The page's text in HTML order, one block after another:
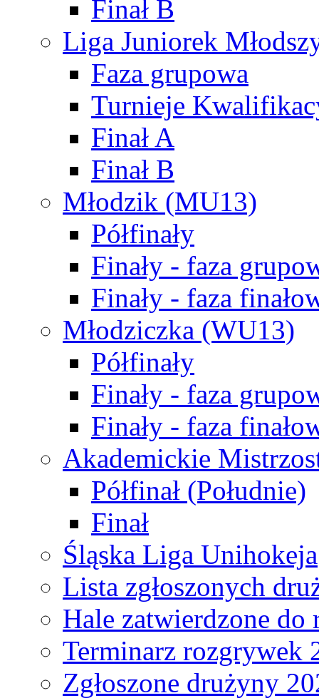
Finał B
Liga Juniorek
Faza grupowa
Turnieje
Finał A
Finał B
Młodzik (MU13)
Półfinały
Finały - faza
Finały - faza
Młodziczka (WU13)
Półfinały
Finały - faza
Finały - faza
Akademickie
Półfinał (Południe)
Finał
Śląska Liga Unihokeja
Lista zgłoszonych
Hale zatwierdzone do
Terminarz rozgrywek
Zgłoszone drużyny